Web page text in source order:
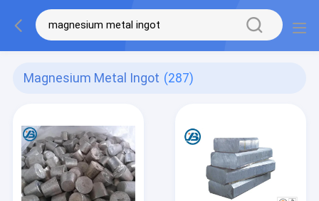
Magnesium Metal Ingot (287)